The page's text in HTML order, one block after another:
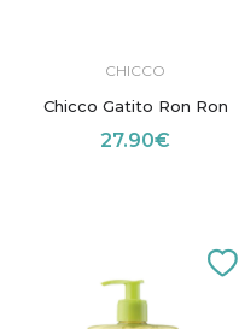
CHICCO
Chicco Gatito Ron Ron
27.90€